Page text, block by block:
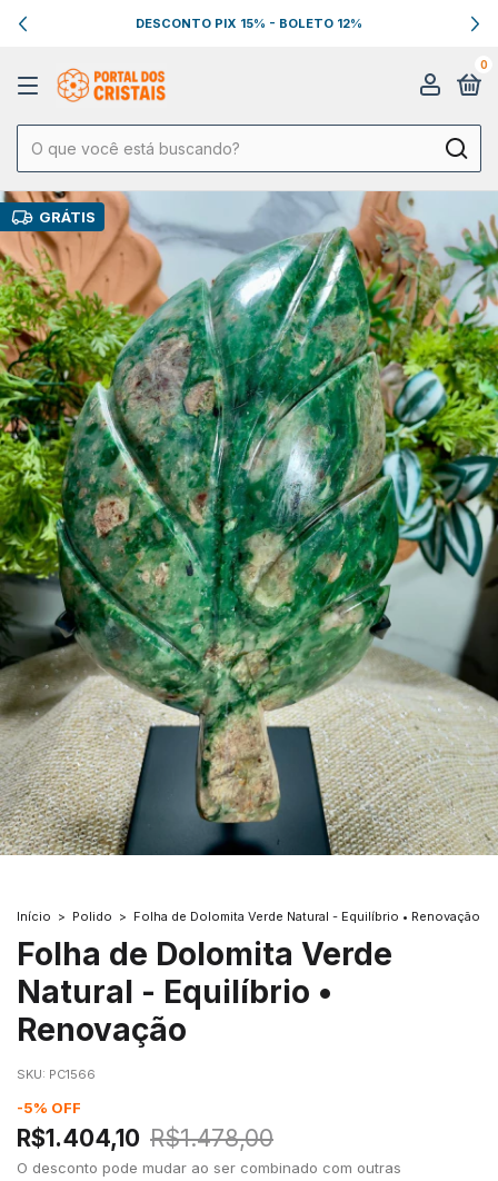
DESCONTO PIX 15% - BOLETO 12%
0
GRÁTIS
Início > Polido > Folha de Dolomita Verde Natural - Equilíbrio • Renovação
Folha de Dolomita Verde
Natural - Equilíbrio •
Renovação
SKU: PC1566
-5% OFF
R$1.404,10 R$1.478,00
O desconto pode mudar ao ser combinado com outras